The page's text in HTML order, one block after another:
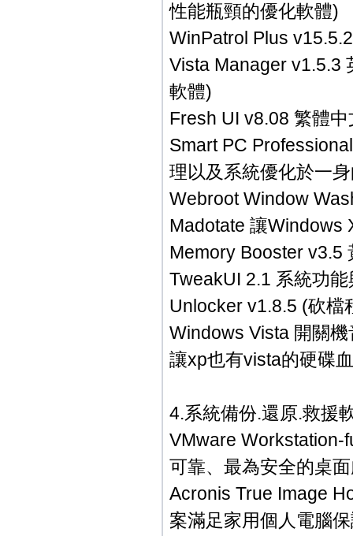
性能瓶頸的優化軟體)
WinPatrol Plus
Vista Manager v1.5.3
軟體)
Fresh UI v8.08 繁體
Smart PC
理以及系統優化於一
Webroot Window
Madotate 讓Windows
Memory Booster v3.5
TweakUI 2.1 系統功
Unlocker v1.8.5 (砍檔
Windows Vista 開關機
讓xp也有vista的硬碟
4.系統備份.還原.救援
VMware Workstation-
可靠、最為安全的桌
Acronis True Image
案滿足家用個人電腦